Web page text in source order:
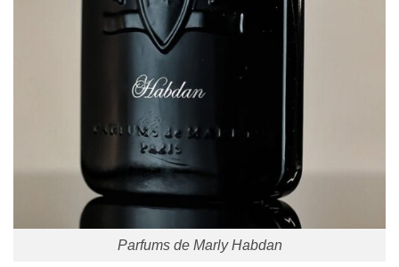
Parfums de Marly Habdan